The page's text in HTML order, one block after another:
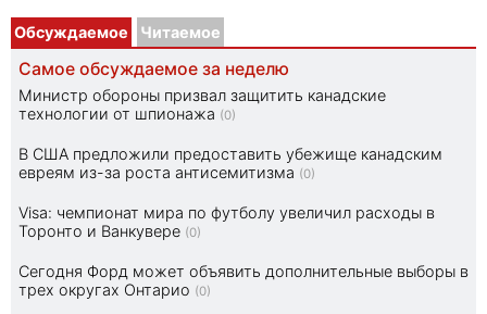
Обсуждаемое Читаемое
Самое обсуждаемое за неделю
Министр обороны призвал защитить канадские
технологии от шпионажа (0)
В США предложили предоставить убежище канадским
евреям из-за роста антисемитизма (0)
Visa: чемпионат мира по футболу увеличил расходы в
Торонто и Ванкувере (0)
Сегодня Форд может объявить дополнительные выборы в
трех округах Онтарио (0)